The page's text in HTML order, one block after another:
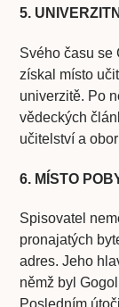
5.
Svého času se
získal místo
univerzitě. Po
vědeckých
učitelství a
6. MÍSTO
Spisovatel
pronajatých
adres. Jeho
němž byl